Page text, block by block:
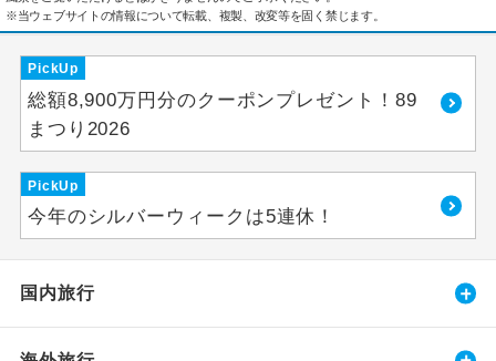
※当ウェブサイトの情報について転載、複製、改変等を固く禁じます。
PickUp
総額8,900万円分のクーポンプレゼント！89
まつり2026
PickUp
今年のシルバーウィークは5連休！
国内旅行